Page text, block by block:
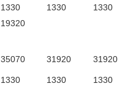
1330 1330
1330
19320
35070 31920
31920
1330 1330
1330